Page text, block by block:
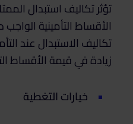
تؤثر تكاليف استبدال
الأقساط التأمينية
تكاليف الاستبدال عند
زيادة في قيمة الأقساط
خيارات التغطية